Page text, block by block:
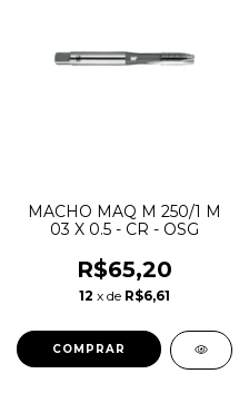
MACHO MAQ M 250/1 M
03 X 0.5 - CR - OSG
R$65,20
12 x de R$6,61